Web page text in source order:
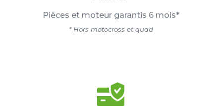
Pièces et moteur garantis 6 mois*
* Hors motocross et quad